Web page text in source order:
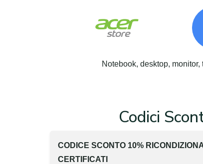
Notebook, desktop,
Codici
CODICE SCONTO 10%
CERTIFICATI